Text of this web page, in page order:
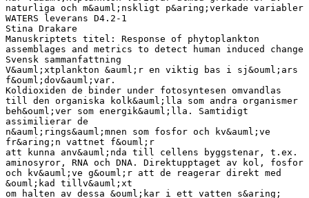
naturliga och m&auml;nskligt p&aring;verkade variabler
WATERS leverans D4.2-1
Stina Drakare
Manuskriptets titel: Response of phytoplankton
assemblages and metrics to detect human induced change
Svensk sammanfattning
V&auml;xtplankton &auml;r en viktig bas i sj&ouml;ars
f&ouml;dov&auml;var.
Koldioxiden de binder under fotosyntesen omvandlas
till den organiska kolk&auml;lla som andra organismer
beh&ouml;ver som energik&auml;lla. Samtidigt
assimilierar de
n&auml;rings&auml;mnen som fosfor och kv&auml;ve
fr&aring;n vattnet f&ouml;r
att kunna anv&auml;nda till cellens byggstenar, t.ex.
aminosyror, RNA och DNA. Direktupptaget av kol, fosfor
och kv&auml;ve g&ouml;r att de reagerar direkt med
&ouml;kad tillv&auml;xt
om halten av dessa &ouml;kar i ett vatten s&aring;